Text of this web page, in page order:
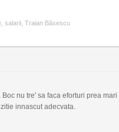
salarii Traian Băsescu
nu tre' sa faca eforturi prea mari
innascut adecvata.